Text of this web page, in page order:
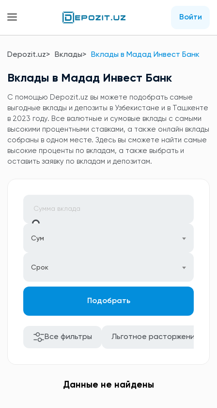
Войти
Depozit.uz Вклады Вклады в Мадад Инвест Банк
Вклады в Мадад Инвест Банк
C помощью Depozit.uz вы можете подобрать самые
выгодные вклады и депозиты в Узбекистане и в Ташкенте
в 2023 году. Все валютные и сумовые вклады с самыми
высокими процентными ставками, а также онлайн вклады
собраны в одном месте. Здесь вы сможете найти самые
высокие проценты по вкладам, а также выбрать и
оставить заявку по вкладам и депозитам.
Сум
Срок
Подобрать
Все фильтры Льготное расторжение
Данные не найдены